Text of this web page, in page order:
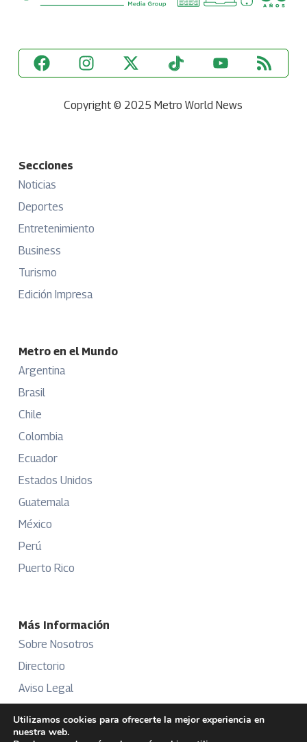
Copyright © 2025 Metro World News
Secciones
Noticias
Deportes
Entretenimiento
Business
Turismo
Edición Impresa
Metro en el Mundo
Argentina
Brasil
Chile
Colombia
Ecuador
Estados Unidos
Guatemala
México
Perú
Puerto Rico
Más Información
Sobre Nosotros
Directorio
Aviso Legal
Publicidad
Utilizamos cookies para ofrecerte la mejor experiencia en
nuestra web.